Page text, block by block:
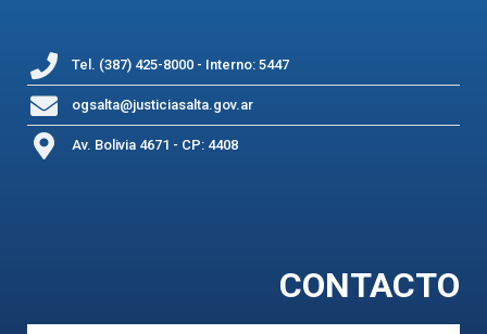
Tel. (387) 425-8000 - Interno: 5447
ogsalta@justiciasalta.gov.ar
Av. Bolivia 4671 - CP: 4408
CONTACTO